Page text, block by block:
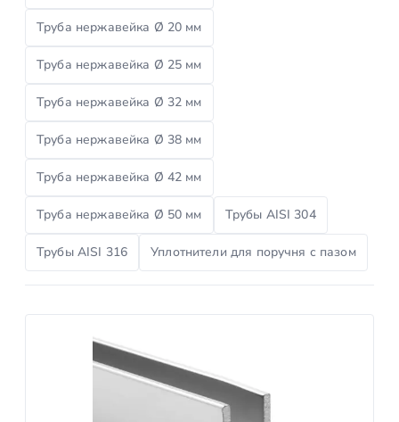
Труба нержавейка Ø 20 мм
Труба нержавейка Ø 25 мм
Труба нержавейка Ø 32 мм
Труба нержавейка Ø 38 мм
Труба нержавейка Ø 42 мм
Труба нержавейка Ø 50 мм Трубы AISI 304
Трубы AISI 316 Уплотнители для поручня с пазом